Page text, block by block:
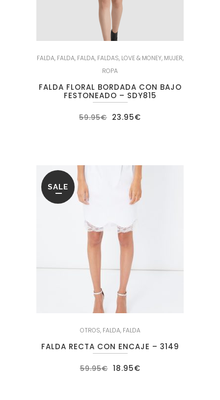
FALDA, FALDA, FALDA, FALDAS, LOVE & MONEY, MUJER,
ROPA
FALDA FLORAL BORDADA CON BAJO
FESTONEADO – SDY815
59.95€ El
precio
23.95€
SALE
OTROS, FALDA, FALDA
FALDA RECTA CON ENCAJE – 3149
59.95€ El
precio
18.95€El